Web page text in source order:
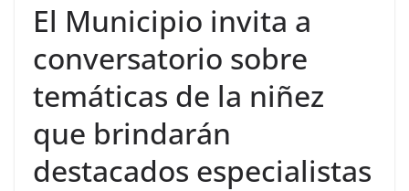
El Municipio invita a
conversatorio sobre
temáticas de la niñez
que brindarán
destacados especialistas